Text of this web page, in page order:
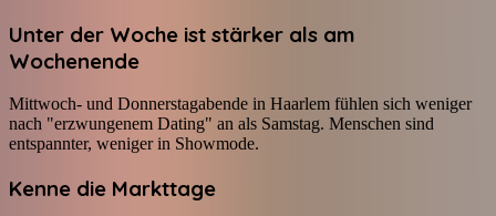
Unter der Woche ist stärker als am
Wochenende
Mittwoch- und Donnerstagabende in Haarlem fühlen sich weniger
nach "erzwungenem Dating" an als Samstag. Menschen sind
entspannter, weniger in Showmode.
Kenne die Markttage